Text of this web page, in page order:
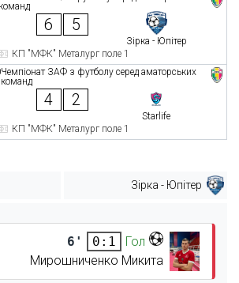
команд
6 5
Зірка - Юпітер
КП "МФК" Металург поле 1
Чемпіонат ЗАФ з футболу серед аматорських
команд
4 2
Starlife
КП "МФК" Металург поле 1
Зірка - Юпітер
6' 0:1
Гол
Мирошниченко Микита